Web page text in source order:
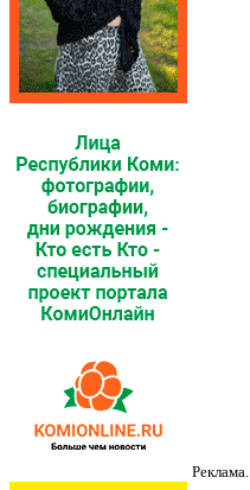
Реклама.